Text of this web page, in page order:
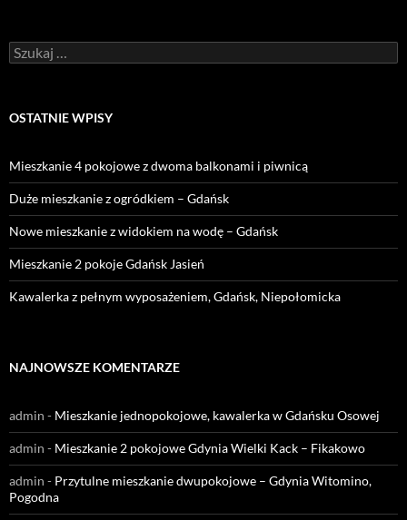
Szukaj:
OSTATNIE WPISY
Mieszkanie 4 pokojowe z dwoma balkonami i piwnicą
Duże mieszkanie z ogródkiem – Gdańsk
Nowe mieszkanie z widokiem na wodę – Gdańsk
Mieszkanie 2 pokoje Gdańsk Jasień
Kawalerka z pełnym wyposażeniem, Gdańsk, Niepołomicka
NAJNOWSZE KOMENTARZE
admin - Mieszkanie jednopokojowe, kawalerka w Gdańsku Osowej
admin - Mieszkanie 2 pokojowe Gdynia Wielki Kack – Fikakowo
admin - Przytulne mieszkanie dwupokojowe – Gdynia Witomino,
Pogodna